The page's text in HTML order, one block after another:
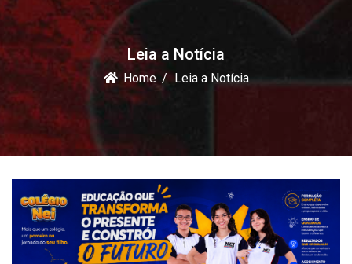
Leia a Notícia
Home Leia a Notícia